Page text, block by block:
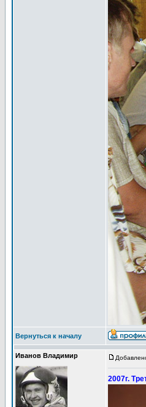
Вернуться к началу
Иванов Владимир
2007г.